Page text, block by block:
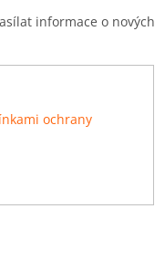
informace o nových
ochrany